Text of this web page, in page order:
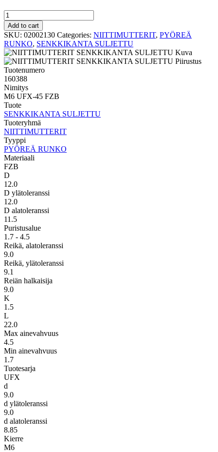
PYÖREÄ
RUNKO
SENKKIKANTA
SULJETTU
M6
UFX-
45
FZB
quantity
Add to cart
SKU: 02002130 Categories: NIITTIMUTTERIT, PYÖREÄ
RUNKO, SENKKIKANTA SULJETTU
Tuotenumero
160388
Nimitys
M6 UFX-45 FZB
Tuote
SENKKIKANTA SULJETTU
Tuoteryhmä
NIITTIMUTTERIT
Tyyppi
PYÖREÄ RUNKO
Materiaali
FZB
D
12.0
D ylätoleranssi
12.0
D alatoleranssi
11.5
Puristusalue
1.7 - 4.5
Reikä, alatoleranssi
9.0
Reikä, ylätoleranssi
9.1
Reiän halkaisija
9.0
K
1.5
L
22.0
Max ainevahvuus
4.5
Min ainevahvuus
1.7
Tuotesarja
UFX
d
9.0
d ylätoleranssi
9.0
d alatoleranssi
8.85
Kierre
M6